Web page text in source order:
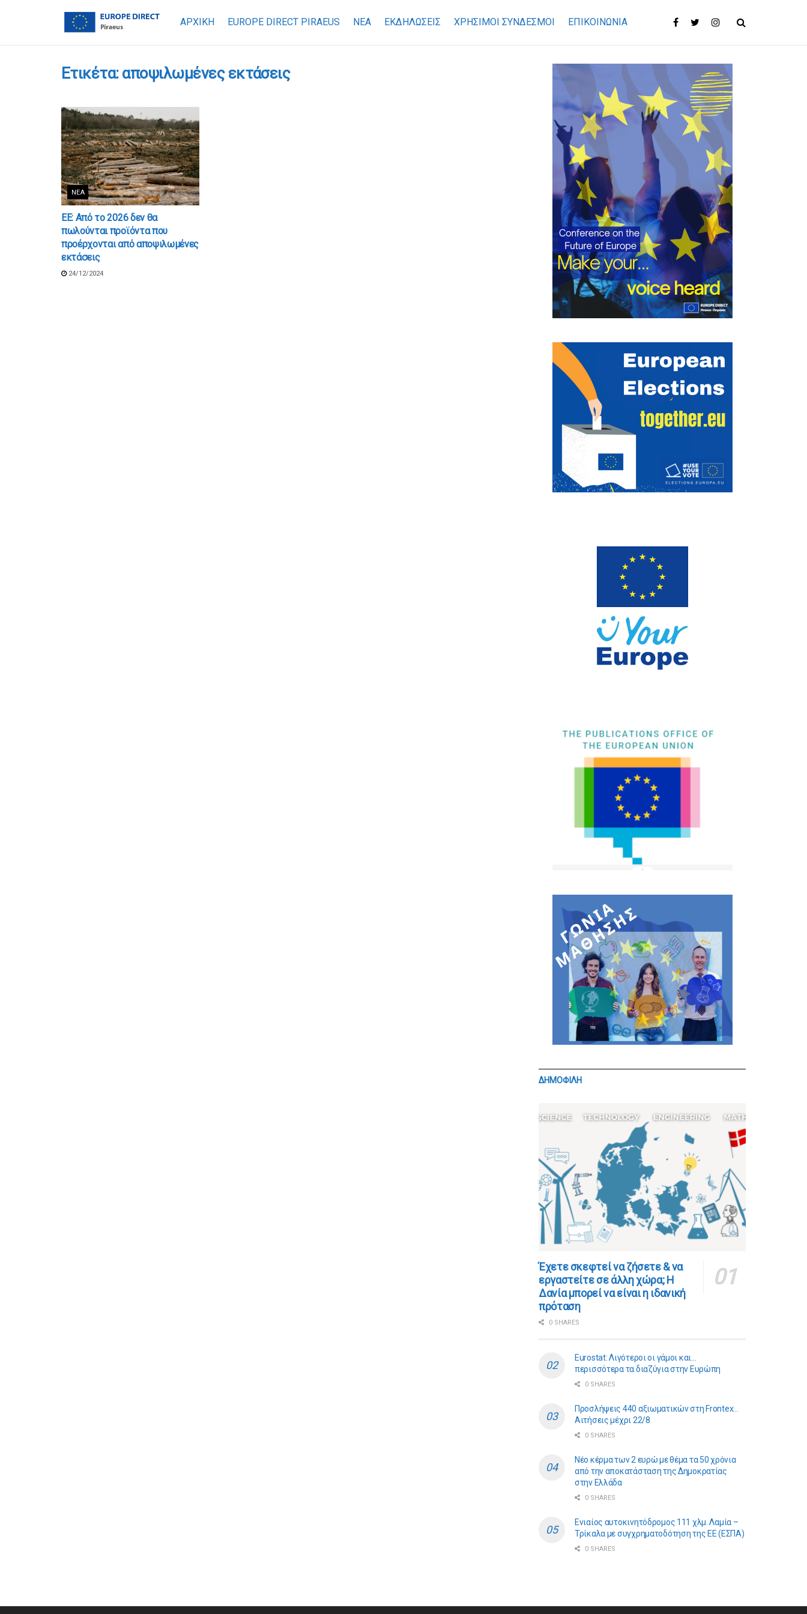
ΑΡΧΙΚΗ EUROPE DIRECT PIRAEUS ΝΕΑ ΕΚΔΗΛΩΣΕΙΣ ΧΡΉΣΙΜΟΙ ΣΎΝΔΕΣΜΟΙ ΕΠΙΚΟΙΝΩΝΊΑ
Ετικέτα: αποψιλωμένες εκτάσεις
ΝΈΑ
ΕΕ: Από το 2026 δεν θα
πωλούνται προϊόντα που
προέρχονται από αποψιλωμένες
εκτάσεις
24/12/2024
ΔΗΜΟΦΙΛΗ
​​Έχετε σκεφτεί να ζήσετε & να
εργαστείτε σε άλλη χώρα; Η
Δανία μπορεί να είναι η ιδανική
πρόταση
0 SHARES
Eurostat: Λιγότεροι οι γάμοι και…
περισσότερα τα διαζύγια στην Ευρώπη
0 SHARES
Προσλήψεις 440 αξιωματικών στη Frontex…
Αιτήσεις μέχρι 22/8
0 SHARES
Νέο κέρμα των 2 ευρώ με θέμα τα 50 χρόνια
από την αποκατάσταση της Δημοκρατίας
στην Ελλάδα
0 SHARES
Ενιαίος αυτοκινητόδρομος 111 χλμ. Λαμία –
Τρίκαλα με συγχρηματοδότηση της ΕE (ΕΣΠΑ)
0 SHARES